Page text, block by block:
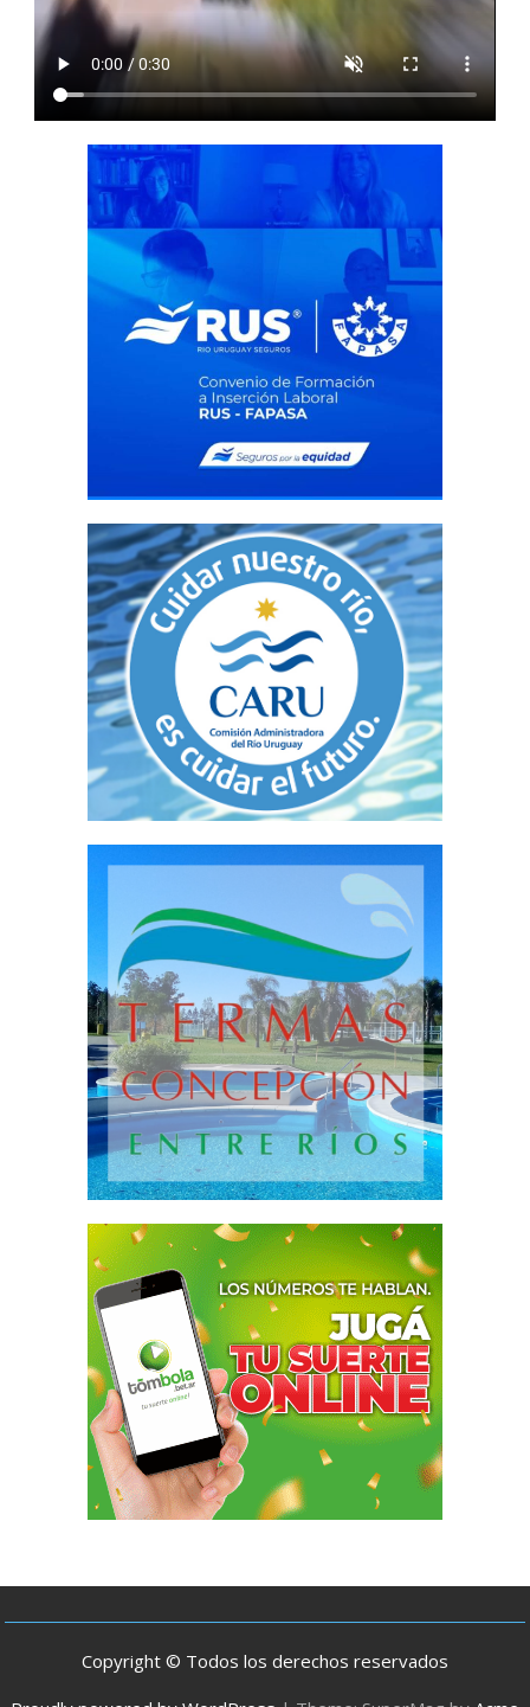
Copyright © Todos los derechos reservados